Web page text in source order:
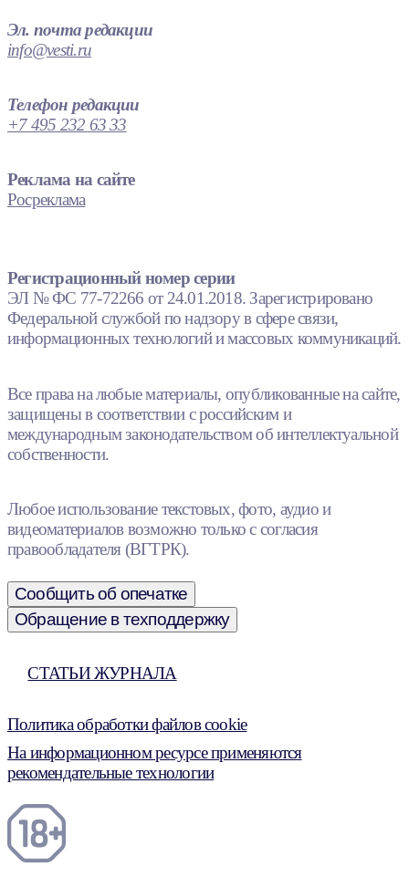
Эл. почта редакции
info@vesti.ru
Телефон редакции
+7 495 232 63 33
Реклама на сайте
Росреклама
Регистрационный номер серии
ЭЛ № ФС 77-72266 от 24.01.2018. Зарегистрировано
Федеральной службой по надзору в сфере связи,
информационных технологий и массовых коммуникаций.
Все права на любые материалы, опубликованные на сайте,
защищены в соответствии с российским и
международным законодательством об интеллектуальной
собственности.
Любое использование текстовых, фото, аудио и
видеоматериалов возможно только с согласия
правообладателя (ВГТРК).
Сообщить об опечатке
Обращение в техподдержку
СТАТЬИ ЖУРНАЛА
Политика обработки файлов cookie
На информационном ресурсе применяются
рекомендательные технологии